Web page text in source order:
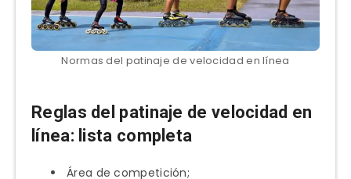
Normas del patinaje de velocidad en línea
Reglas del patinaje de velocidad en
línea: lista completa
Área de competición;